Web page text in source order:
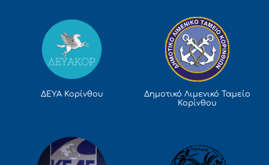
ΔΕΥΑ Κορίνθου
Δημοτικό Λιμενικό Ταμείο
Κορίνθου